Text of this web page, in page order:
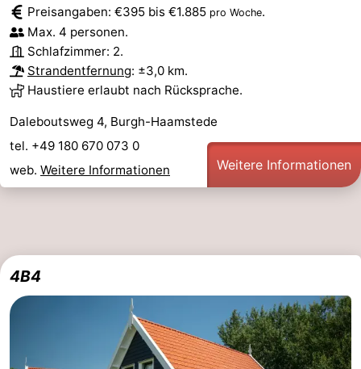
Preisangaben: €395 bis €1.885 pro Woche.
Max. 4 personen.
Schlafzimmer: 2.
Strandentfernung: ±3,0 km.
Haustiere erlaubt nach Rücksprache.
Daleboutsweg 4, Burgh-Haamstede
tel. +49 180 670 073 0
web. Weitere Informationen Weitere Informationen
4B4